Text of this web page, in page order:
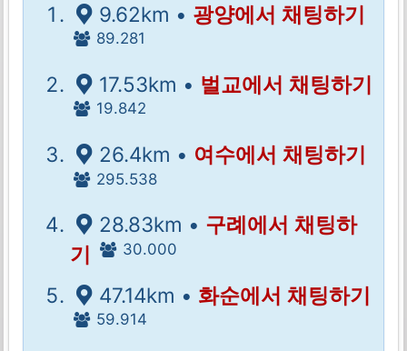
9.62km • 광양에서 채팅하기
89.281
17.53km • 벌교에서 채팅하기
19.842
26.4km • 여수에서 채팅하기
295.538
28.83km • 구례에서 채팅하
기
30.000
47.14km • 화순에서 채팅하기
59.914